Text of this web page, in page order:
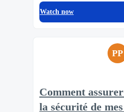
Watch now
PP
Comment
la sécurité de